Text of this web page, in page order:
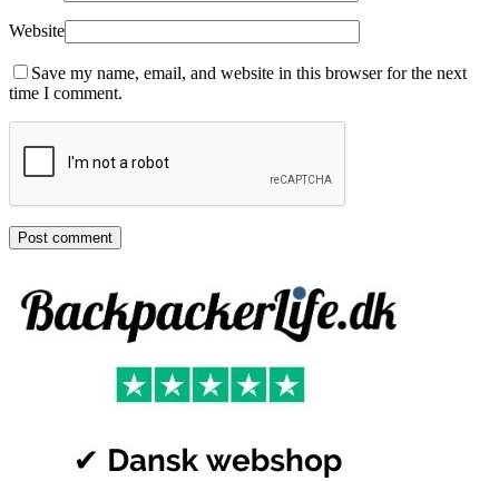
Website
Save my name, email, and website in this browser for the next
time I comment.